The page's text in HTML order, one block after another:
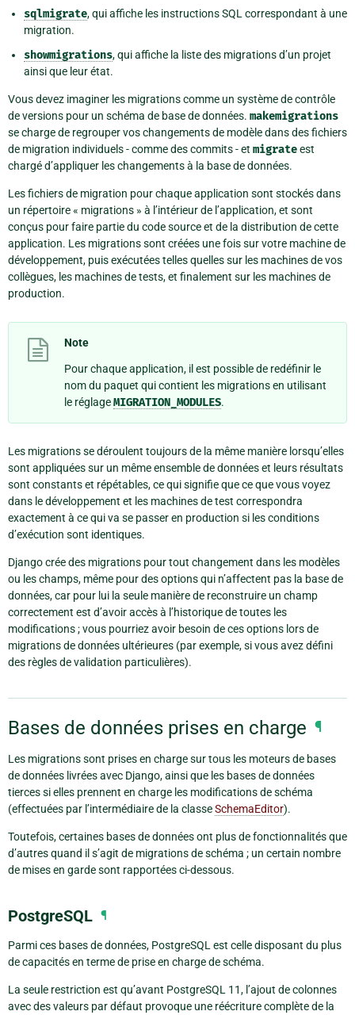
sqlmigrate, qui affiche les instructions SQL correspondant à une
migration.
showmigrations, qui affiche la liste des migrations d’un projet
ainsi que leur état.
Vous devez imaginer les migrations comme un système de contrôle
de versions pour un schéma de base de données. makemigrations
se charge de regrouper vos changements de modèle dans des fichiers
de migration individuels - comme des commits - et migrateest
chargé d’appliquer les changements à la base de données.
Les fichiers de migration pour chaque application sont stockés dans
un répertoire « migrations » à l’intérieur de l’application, et sont
conçus pour faire partie du code source et de la distribution de cette
application. Les migrations sont créées une fois sur votre machine de
développement, puis exécutées telles quelles sur les machines de vos
collègues, les machines de tests, et finalement sur les machines de
production.
Note
Pour chaque application, il est possible de redéfinir le
nom du paquet qui contient les migrations en utilisant
le réglageMIGRATION_MODULES.
Les migrations se déroulent toujours de la même manière lorsqu’elles
sont appliquées sur un même ensemble de données et leurs résultats
sont constants et répétables, ce qui signifie que ce que vous voyez
dans le développement et les machines de test correspondra
exactement à ce qui va se passer en production si les conditions
d’exécution sont identiques.
Django crée des migrations pour tout changement dans les modèles
ou les champs, même pour des options qui n’affectent pas la base de
données, car pour lui la seule manière de reconstruire un champ
correctement est d’avoir accès à l’historique de toutes les
modifications ; vous pourriez avoir besoin de ces options lors de
migrations de données ultérieures (par exemple, si vous avez défini
des règles de validation particulières).
Bases de données prises en charge ¶
Les migrations sont prises en charge sur tous les moteurs de bases
de données livrées avec Django, ainsi que les bases de données
tierces si elles prennent en charge les modifications de schéma
(effectuées par l’intermédiaire de la classeSchemaEditor).
Toutefois, certaines bases de données ont plus de fonctionnalités que
d’autres quand il s’agit de migrations de schéma ; un certain nombre
de mises en garde sont rapportées ci-dessous.
PostgreSQL ¶
Parmi ces bases de données, PostgreSQL est celle disposant du plus
de capacités en terme de prise en charge de schéma.
La seule restriction est qu’avant PostgreSQL 11, l’ajout de colonnes
avec des valeurs par défaut provoque une réécriture complète de la